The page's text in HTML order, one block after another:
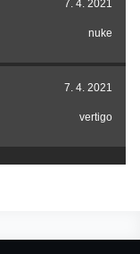
7. 4. 2021
nuke
7. 4. 2021
vertigo